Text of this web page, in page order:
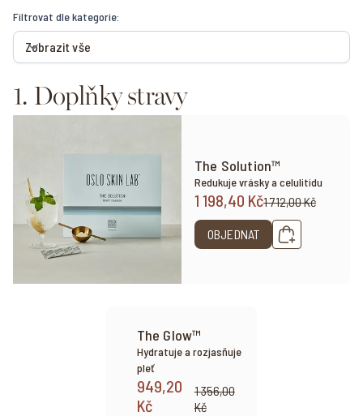
Filtrovat dle kategorie:
Zobrazit vše
1. Doplňky stravy
The Solution™
Redukuje vrásky a celulitidu
1 198,40 Kč1 712,00 Kč
OBJEDNAT
The Glow™
Hydratuje a rozjasňuje
pleť
949,20
Kč
1 356,00
Kč